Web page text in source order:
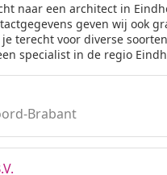
naar een architect in
geven wij ook
terecht voor diverse
specialist in de regio
Brabant